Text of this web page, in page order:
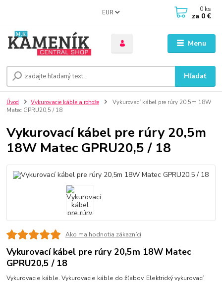
Menu
EUR
Hľadať
0 ks
za 0 €
Úvod Vykurovacie káble a rohože
Vykurovací kábel pre rúry 20,5m 18W
Matec GPRU20,5 / 18
Vykurovací kábel pre rúry 20,5m
18W Matec GPRU20,5 / 18
Ako ma hodnotia zákazníci
Vykurovací kábel pre rúry 20,5m 18W Matec
GPRU20,5 / 18
Vykurovacie káble. Vykurovacie káble do žľabov. Elektrický vykurovací